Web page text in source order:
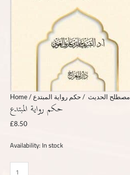
Home/ مصطلح الحديث / حكم رواية المبتدع
حكم رواية المبتدع
£8.50
Availability: In stock